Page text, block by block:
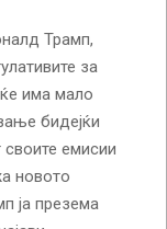
Трамп,
за
има мало
бидејќи
своите емисии
новото
ја презема